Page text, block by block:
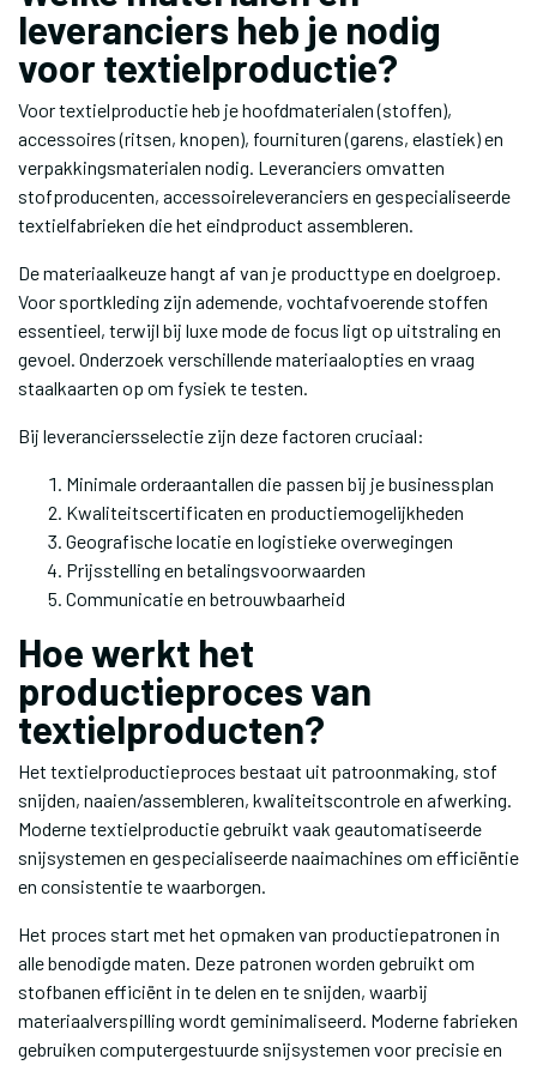
leveranciers heb je nodig
voor textielproductie?
Voor textielproductie heb je hoofdmaterialen (stoffen),
accessoires (ritsen, knopen), fournituren (garens, elastiek) en
verpakkingsmaterialen nodig. Leveranciers omvatten
stofproducenten, accessoireleveranciers en gespecialiseerde
textielfabrieken die het eindproduct assembleren.
De materiaalkeuze hangt af van je producttype en doelgroep.
Voor sportkleding zijn ademende, vochtafvoerende stoffen
essentieel, terwijl bij luxe mode de focus ligt op uitstraling en
gevoel. Onderzoek verschillende materiaalopties en vraag
staalkaarten op om fysiek te testen.
Bij leveranciersselectie zijn deze factoren cruciaal:
Minimale orderaantallen die passen bij je businessplan
Kwaliteitscertificaten en productiemogelijkheden
Geografische locatie en logistieke overwegingen
Prijsstelling en betalingsvoorwaarden
Communicatie en betrouwbaarheid
Hoe werkt het
productieproces van
textielproducten?
Het textielproductieproces bestaat uit patroonmaking, stof
snijden, naaien/assembleren, kwaliteitscontrole en afwerking.
Moderne textielproductie gebruikt vaak geautomatiseerde
snijsystemen en gespecialiseerde naaimachines om efficiëntie
en consistentie te waarborgen.
Het proces start met het opmaken van productiepatronen in
alle benodigde maten. Deze patronen worden gebruikt om
stofbanen efficiënt in te delen en te snijden, waarbij
materiaalverspilling wordt geminimaliseerd. Moderne fabrieken
gebruiken computergestuurde snijsystemen voor precisie en